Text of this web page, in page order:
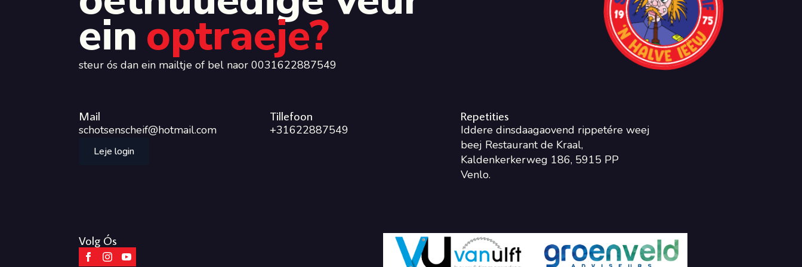
ein optraeje?
steur ós dan ein mailtje of bel naor 0031622887549
Mail
schotsenscheif@hotmail.com
Leje login
Tillefoon
+31622887549
Repetities
Iddere dinsdaagaovend rippetére weej
beej Restaurant de Kraal,
Kaldenkerkerweg 186, 5915 PP
Venlo.
Volg Ós